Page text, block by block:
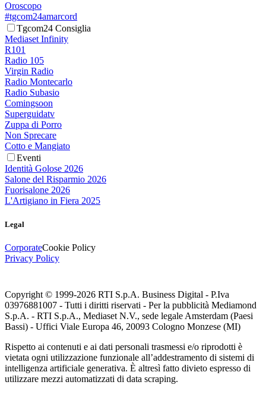
Oroscopo
#tgcom24amarcord
Tgcom24 Consiglia
Mediaset Infinity
R101
Radio 105
Virgin Radio
Radio Montecarlo
Radio Subasio
Comingsoon
Superguidatv
Zuppa di Porro
Non Sprecare
Cotto e Mangiato
Eventi
Identità Golose 2026
Salone del Risparmio 2026
Fuorisalone 2026
L'Artigiano in Fiera 2025
Legal
CorporateCookie Policy
Privacy Policy
Copyright © 1999-2026 RTI S.p.A. Business Digital - P.Iva
03976881007 - Tutti i diritti riservati - Per la pubblicità Mediamond
S.p.A. - RTI S.p.A., Mediaset N.V., sede legale Amsterdam (Paesi
Bassi) - Uffici Viale Europa 46, 20093 Cologno Monzese (MI)
Rispetto ai contenuti e ai dati personali trasmessi e/o riprodotti è
vietata ogni utilizzazione funzionale all’addestramento di sistemi di
intelligenza artificiale generativa. È altresì fatto divieto espresso di
utilizzare mezzi automatizzati di data scraping.